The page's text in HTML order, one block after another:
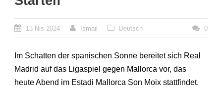
13 Nis 2024 Ismail Deutsch 0
Im Schatten der spanischen Sonne bereitet sich Real
Madrid auf das Ligaspiel gegen Mallorca vor, das
heute Abend im Estadi Mallorca Son Moix stattfindet.